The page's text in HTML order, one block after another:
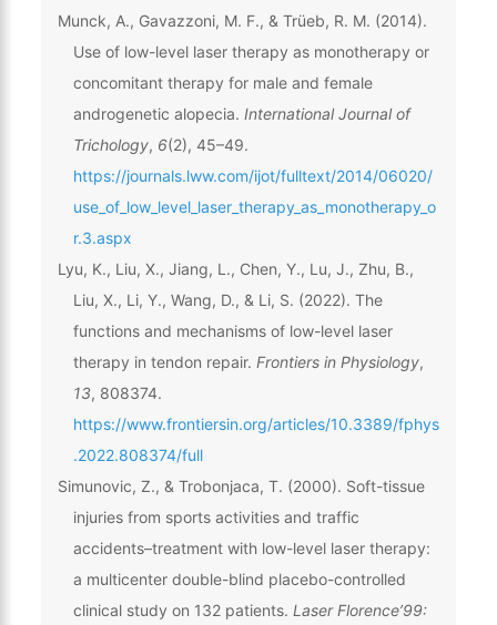
Munck, A., Gavazzoni, M. F., & Trüeb, R. M. (2014).
Use of low-level laser therapy as monotherapy or
concomitant therapy for male and female
androgenetic alopecia. International Journal of
Trichology, 6(2), 45–49.
https://journals.lww.com/ijot/fulltext/2014/06020/
use_of_low_level_laser_therapy_as_monotherapy_o
r.3.aspx
Lyu, K., Liu, X., Jiang, L., Chen, Y., Lu, J., Zhu, B.,
Liu, X., Li, Y., Wang, D., & Li, S. (2022). The
functions and mechanisms of low-level laser
therapy in tendon repair. Frontiers in Physiology,
13, 808374.
https://www.frontiersin.org/articles/10.3389/fphys
.2022.808374/full
Simunovic, Z., & Trobonjaca, T. (2000). Soft-tissue
injuries from sports activities and traffic
accidents–treatment with low-level laser therapy:
a multicenter double-blind placebo-controlled
clinical study on 132 patients. Laser Florence’99: